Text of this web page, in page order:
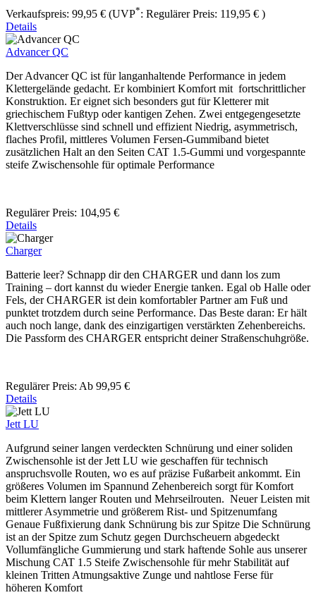
Verkaufspreis: 99,95 € (UVP*: Regulärer Preis: 119,95 € )
Details
Advancer QC
Der Advancer QC ist für langanhaltende Performance in jedem
Klettergelände gedacht. Er kombiniert Komfort mit fortschrittlicher
Konstruktion. Er eignet sich besonders gut für Kletterer mit
griechischem Fußtyp oder kantigen Zehen. Zwei entgegengesetzte
Klettverschlüsse sind schnell und effizient Niedrig, asymmetrisch,
flaches Profil, mittleres Volumen Fersen-Gummiband bietet
zusätzlichen Halt an den Seiten CAT 1.5-Gummi und vorgespannte
steife Zwischensohle für optimale Performance
Regulärer Preis: 104,95 €
Details
Charger
Batterie leer? Schnapp dir den CHARGER und dann los zum
Training – dort kannst du wieder Energie tanken. Egal ob Halle oder
Fels, der CHARGER ist dein komfortabler Partner am Fuß und
punktet trotzdem durch seine Performance. Das Beste daran: Er hält
auch noch lange, dank des einzigartigen verstärkten Zehenbereichs.
Die Passform des CHARGER entspricht deiner Straßenschuhgröße.
Regulärer Preis: Ab 99,95 €
Details
Jett LU
Aufgrund seiner langen verdeckten Schnürung und einer soliden
Zwischensohle ist der Jett LU wie geschaffen für technisch
anspruchsvolle Routen, wo es auf präzise Fußarbeit ankommt. Ein
größeres Volumen im Spannund Zehenbereich sorgt für Komfort
beim Klettern langer Routen und Mehrseilrouten. Neuer Leisten mit
mittlerer Asymmetrie und größerem Rist- und Spitzenumfang
Genaue Fußfixierung dank Schnürung bis zur Spitze Die Schnürung
ist an der Spitze zum Schutz gegen Durchscheuern abgedeckt
Vollumfängliche Gummierung und stark haftende Sohle aus unserer
Mischung CAT 1.5 Steife Zwischensohle für mehr Stabilität auf
kleinen Tritten Atmungsaktive Zunge und nahtlose Ferse für
höheren Komfort